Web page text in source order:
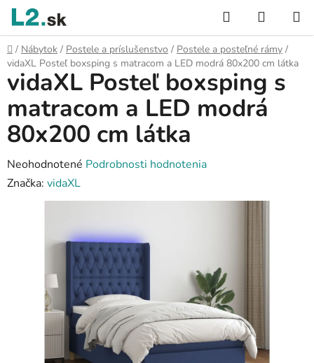
Prejsť
obsah
Hľadať
KOŠÍK
Domov
/ Nábytok / Postele a príslušenstvo / Postele a posteľné rámy /
vidaXL Posteľ boxsping s matracom a LED modrá 80x200 cm látka
vidaXL Posteľ boxsping s
matracom a LED modrá
80x200 cm látka
Priemerné
hodnotenie
produktu
hviezdičiek.
Neohodnotené Podrobnosti hodnotenia
Značka: vidaXL